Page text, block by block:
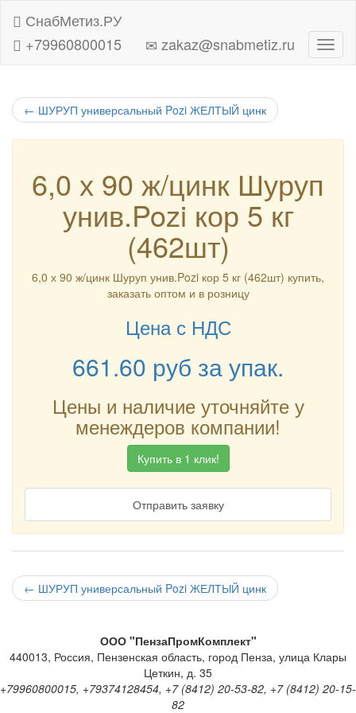
СнабМетиз.РУ
+79960800015
zakaz@snabmetiz.ru
← ШУРУП универсальный Pozi ЖЕЛТЫЙ цинк
6,0 х 90 ж/цинк Шуруп
унив.Pozi кор 5 кг
(462шт)
6,0 х 90 ж/цинк Шуруп унив.Pozi кор 5 кг (462шт) купить,
заказать оптом и в розницу
Цена с НДС
661.60 руб за упак.
Цены и наличие уточняйте у
менеждеров компании!
Купить в 1 клик!
Отправить заявку
← ШУРУП универсальный Pozi ЖЕЛТЫЙ цинк
ООО "ПензаПромКомплект"
440013, Россия, Пензенская область, город Пенза, улица Клары
Цеткин, д. 35
+79960800015, +79374128454, +7 (8412) 20-53-82, +7 (8412) 20-15-
82